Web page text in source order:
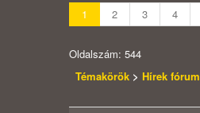
1 2 3 4
Oldalszám: 544
Témakörök > Hírek